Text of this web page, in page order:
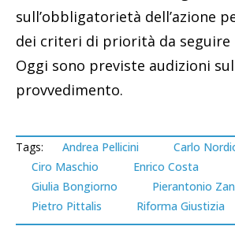
sull’obbligatorietà dell’azione
dei criteri di priorità da seguire
Oggi sono previste audizioni sul
provvedimento.
Tags: Andrea Pellicini
Carlo
Ciro Maschio
Enrico Costa
Giulia Bongiorno
Pierantonio
Pietro Pittalis
Riforma Giustizia